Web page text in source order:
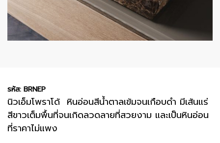
รหัส: BRNEP
นิวเอ็มโพราโด้ หินอ่อนสีน้ำตาลเข้มจนเกือบดำ มีเส้นแร่
สีขาวเต็มพื้นที่จนเกิดลวดลายที่สวยงาม และเป็นหินอ่อน
ที่ราคาไม่แพง